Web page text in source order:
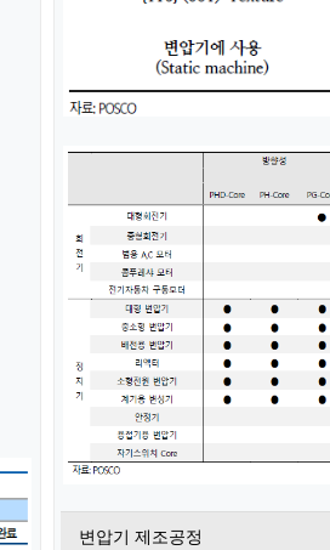
변압기 제조공정